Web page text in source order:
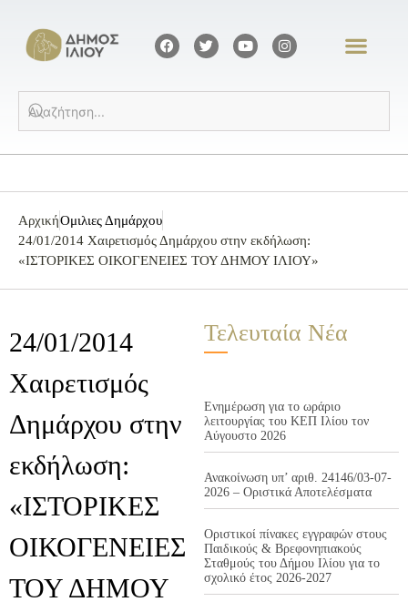
ΑρχικήΟμιλιες Δημάρχου
24/01/2014 Χαιρετισμός Δημάρχου στην εκδήλωση:
«ΙΣΤΟΡΙΚΕΣ ΟΙΚΟΓΕΝΕΙΕΣ ΤΟΥ ΔΗΜΟΥ ΙΛΙΟΥ»
24/01/2014
Χαιρετισμός
Δημάρχου στην
εκδήλωση:
«ΙΣΤΟΡΙΚΕΣ
ΟΙΚΟΓΕΝΕΙΕΣ
ΤΟΥ ΔΗΜΟΥ
Τελευταία Νέα
Ενημέρωση για το ωράριο
λειτουργίας του ΚΕΠ Ιλίου τον
Αύγουστο 2026
Ανακοίνωση υπ’ αριθ. 24146/03-07-
2026 – Οριστικά Αποτελέσματα
Οριστικοί πίνακες εγγραφών στους
Παιδικούς & Βρεφονηπιακούς
Σταθμούς του Δήμου Ιλίου για το
σχολικό έτος 2026-2027